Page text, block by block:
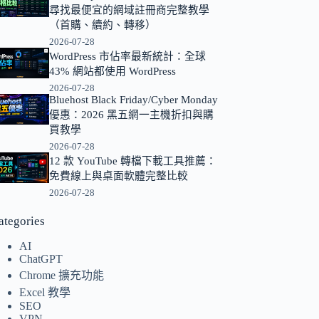
尋找最便宜的網域註冊商完整教學
（首購、續約、轉移）
2026-07-28
WordPress 市佔率最新統計：全球
43% 網站都使用 WordPress
2026-07-28
Bluehost Black Friday/Cyber Monday
優惠：2026 黑五網一主機折扣與購
買教學
2026-07-28
12 款 YouTube 轉檔下載工具推薦：
免費線上與桌面軟體完整比較
2026-07-28
AI
ChatGPT
Chrome 擴充功能
Excel 教學
SEO